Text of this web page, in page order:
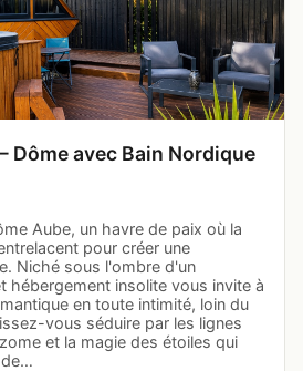
Dôme avec Bain Nordique
Aube, un havre de paix où la
pour créer une
Niché sous l'ombre d'un
hébergement insolite vous invite à
en toute intimité, loin du
vous séduire par les lignes
et la magie des étoiles qui
de…